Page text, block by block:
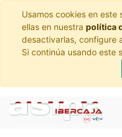
Usamos cookies en
ellas en nuestra política
desactivarlas, configure
Si continúa usando este